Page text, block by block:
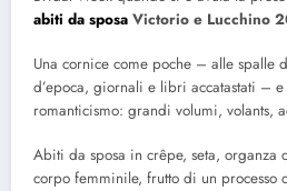
abiti da sposa Victorio e Lucchino
Una cornice come poche – alle spalle
d’epoca, giornali e libri accatastati –
romanticismo: grandi volumi, volants,
Abiti da sposa in crêpe, seta, organza
corpo femminile, frutto di un processo